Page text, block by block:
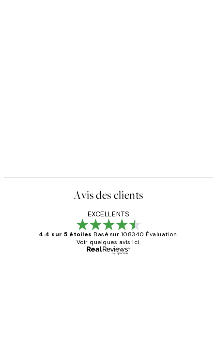
Avis des clients
EXCELLENTS
4.4 sur 5 étoiles Basé sur 108340 Évaluation.
Voir quelques avis ici.